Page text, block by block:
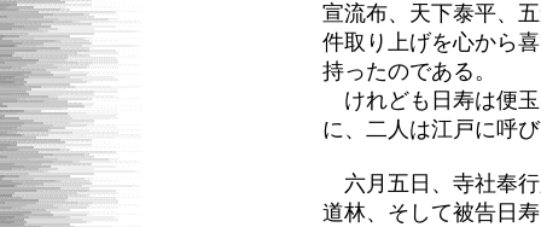
宣流布、天下泰平、
件取り上げを心から
持ったのである。
けれども日寿は便
に、二人は江戸に呼
六月五日、寺社奉
道林、そして被告日